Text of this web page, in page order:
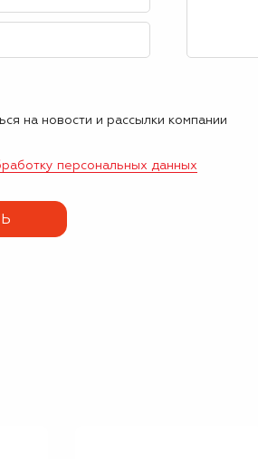
на новости и рассылки компании
персональных данных